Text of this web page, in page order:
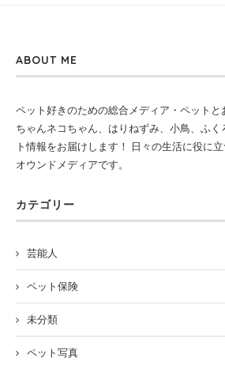
ABOUT ME
ペット好きのための総合メディア・ペット
ちゃんネコちゃん、はりねずみ、小鳥、ふ
ト情報をお届けします！ 日々の生活に役に
オウンドメディアです。
カテゴリー
芸能人
ペット保険
未分類
ペット写真